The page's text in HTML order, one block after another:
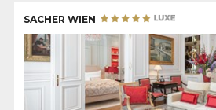
SACHER WIEN